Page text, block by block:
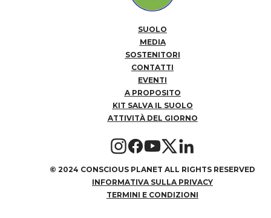
SUOLO
MEDIA
SOSTENITORI
CONTATTI
EVENTI
A PROPOSITO
KIT SALVA IL SUOLO
ATTIVITÀ DEL GIORNO
© 2024 CONSCIOUS PLANET ALL RIGHTS RESERVED
INFORMATIVA SULLA PRIVACY
TERMINI E CONDIZIONI